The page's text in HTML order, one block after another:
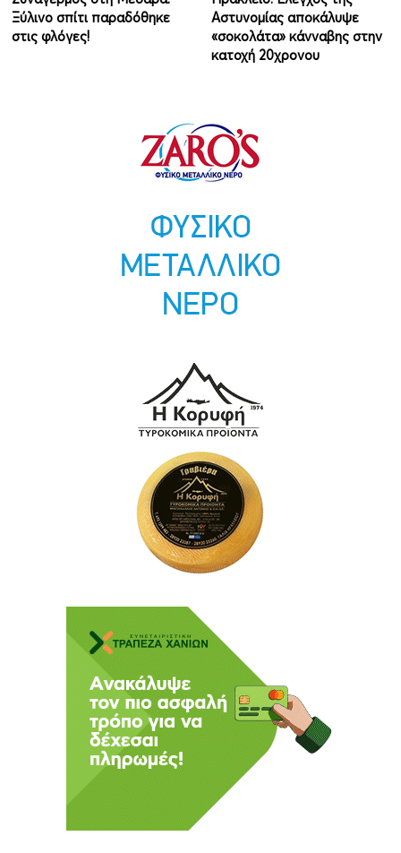
Ξύλινο σπίτι παραδόθηκε
στις φλόγες!
Αστυνομίας αποκάλυψε
«σοκολάτα» κάνναβης στην
κατοχή 20χρονου